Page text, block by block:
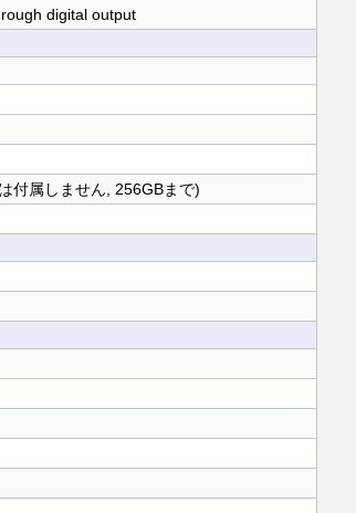
digital output
付属しません, 256GBまで)